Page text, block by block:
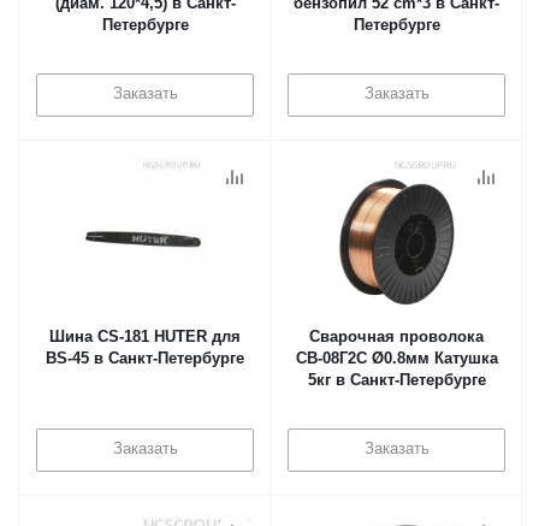
Петербурге
Заказать
Петербурге
Заказать
Шина CS-181 HUTER для
BS-45 в Санкт-Петербурге
Заказать
Сварочная проволока
СВ-08Г2С Ø0.8мм Катушка
5кг в Санкт-Петербурге
Заказать